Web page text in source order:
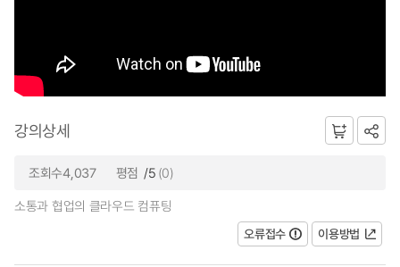
강의상세
조회수4,037 평점 /5 (0)
소통과 협업의 클라우드 컴퓨팅
오류접수
이용방법